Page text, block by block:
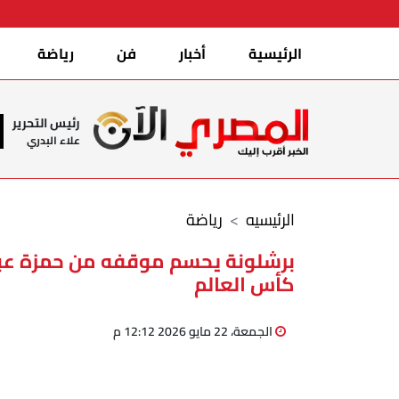
الرئيسية أخبار فن رياضة
رئيس التحرير
علاء البدري
رياضة الرئيسيه
برشلونة يحسم موقفه من حمزة
كأس العالم
الجمعة، 22 مايو 2026 12:12 م